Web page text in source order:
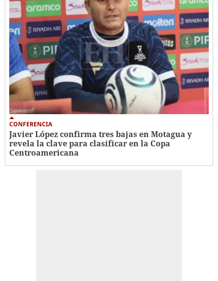
CONFERENCIA
Javier López confirma tres bajas en Motagua y
revela la clave para clasificar en la Copa
Centroamericana